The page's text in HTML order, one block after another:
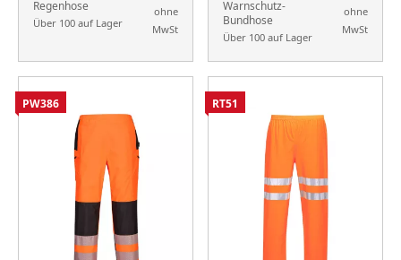
Regenhose
Über 100 auf Lager
ohne
MwSt
Warnschutz-
Bundhose
Über 100 auf Lager
ohne
MwSt
PW386 RT51